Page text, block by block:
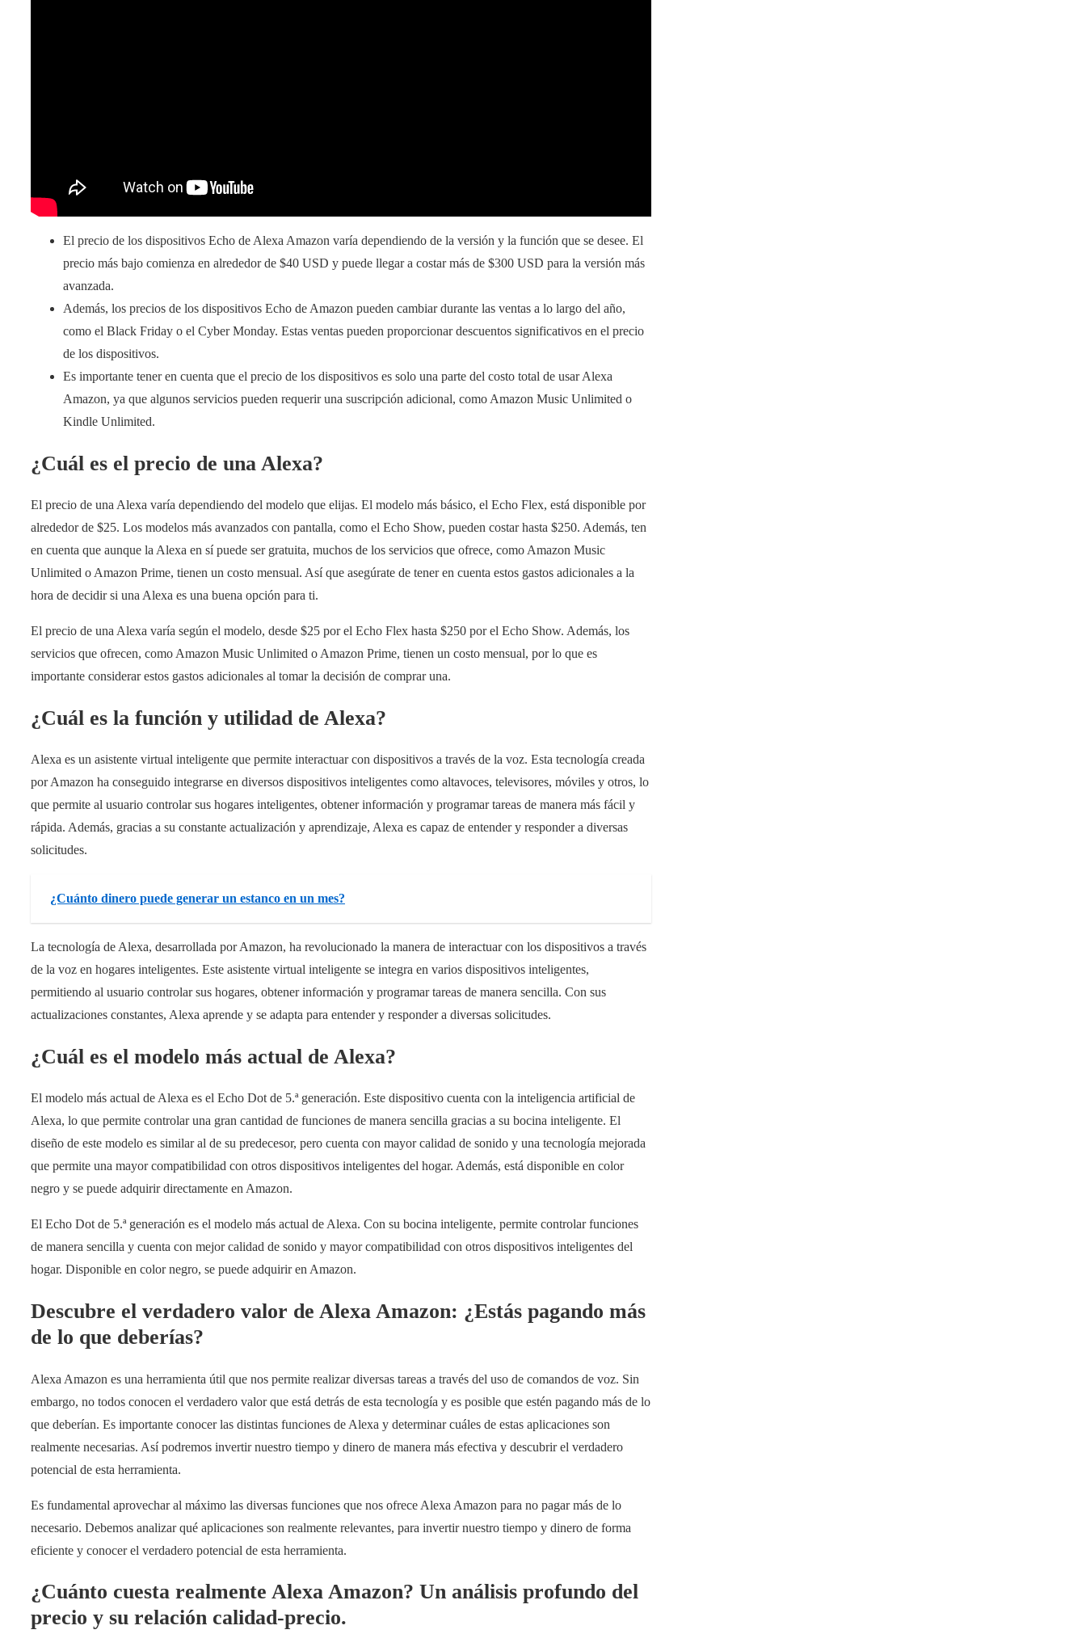
El precio de los dispositivos Echo de Alexa Amazon varía dependiendo de la versión y la función que se desee. El
precio más bajo comienza en alrededor de $40 USD y puede llegar a costar más de $300 USD para la versión más
avanzada.
Además, los precios de los dispositivos Echo de Amazon pueden cambiar durante las ventas a lo largo del año,
como el Black Friday o el Cyber ​​Monday. Estas ventas pueden proporcionar descuentos significativos en el precio
de los dispositivos.
Es importante tener en cuenta que el precio de los dispositivos es solo una parte del costo total de usar Alexa
Amazon, ya que algunos servicios pueden requerir una suscripción adicional, como Amazon Music Unlimited o
Kindle Unlimited.
¿Cuál es el precio de una Alexa?
El precio de una Alexa varía dependiendo del modelo que elijas. El modelo más básico, el Echo Flex, está disponible por
alrededor de $25. Los modelos más avanzados con pantalla, como el Echo Show, pueden costar hasta $250. Además, ten
en cuenta que aunque la Alexa en sí puede ser gratuita, muchos de los servicios que ofrece, como Amazon Music
Unlimited o Amazon Prime, tienen un costo mensual. Así que asegúrate de tener en cuenta estos gastos adicionales a la
hora de decidir si una Alexa es una buena opción para ti.
El precio de una Alexa varía según el modelo, desde $25 por el Echo Flex hasta $250 por el Echo Show. Además, los
servicios que ofrecen, como Amazon Music Unlimited o Amazon Prime, tienen un costo mensual, por lo que es
importante considerar estos gastos adicionales al tomar la decisión de comprar una.
¿Cuál es la función y utilidad de Alexa?
Alexa es un asistente virtual inteligente que permite interactuar con dispositivos a través de la voz. Esta tecnología creada
por Amazon ha conseguido integrarse en diversos dispositivos inteligentes como altavoces, televisores, móviles y otros, lo
que permite al usuario controlar sus hogares inteligentes, obtener información y programar tareas de manera más fácil y
rápida. Además, gracias a su constante actualización y aprendizaje, Alexa es capaz de entender y responder a diversas
solicitudes.
¿Cuánto dinero puede generar un estanco en un mes?
La tecnología de Alexa, desarrollada por Amazon, ha revolucionado la manera de interactuar con los dispositivos a través
de la voz en hogares inteligentes. Este asistente virtual inteligente se integra en varios dispositivos inteligentes,
permitiendo al usuario controlar sus hogares, obtener información y programar tareas de manera sencilla. Con sus
actualizaciones constantes, Alexa aprende y se adapta para entender y responder a diversas solicitudes.
¿Cuál es el modelo más actual de Alexa?
El modelo más actual de Alexa es el Echo Dot de 5.ª generación. Este dispositivo cuenta con la inteligencia artificial de
Alexa, lo que permite controlar una gran cantidad de funciones de manera sencilla gracias a su bocina inteligente. El
diseño de este modelo es similar al de su predecesor, pero cuenta con mayor calidad de sonido y una tecnología mejorada
que permite una mayor compatibilidad con otros dispositivos inteligentes del hogar. Además, está disponible en color
negro y se puede adquirir directamente en Amazon.
El Echo Dot de 5.ª generación es el modelo más actual de Alexa. Con su bocina inteligente, permite controlar funciones
de manera sencilla y cuenta con mejor calidad de sonido y mayor compatibilidad con otros dispositivos inteligentes del
hogar. Disponible en color negro, se puede adquirir en Amazon.
Descubre el verdadero valor de Alexa Amazon: ¿Estás pagando más
de lo que deberías?
Alexa Amazon es una herramienta útil que nos permite realizar diversas tareas a través del uso de comandos de voz. Sin
embargo, no todos conocen el verdadero valor que está detrás de esta tecnología y es posible que estén pagando más de lo
que deberían. Es importante conocer las distintas funciones de Alexa y determinar cuáles de estas aplicaciones son
realmente necesarias. Así podremos invertir nuestro tiempo y dinero de manera más efectiva y descubrir el verdadero
potencial de esta herramienta.
Es fundamental aprovechar al máximo las diversas funciones que nos ofrece Alexa Amazon para no pagar más de lo
necesario. Debemos analizar qué aplicaciones son realmente relevantes, para invertir nuestro tiempo y dinero de forma
eficiente y conocer el verdadero potencial de esta herramienta.
¿Cuánto cuesta realmente Alexa Amazon? Un análisis profundo del
precio y su relación calidad-precio.